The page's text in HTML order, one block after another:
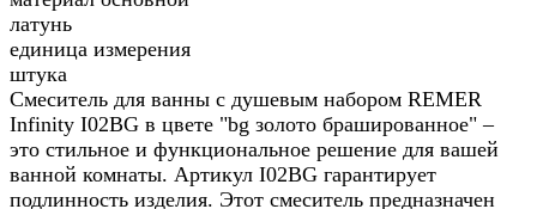
латунь
единица измерения
штука
Смеситель для ванны с душевым набором REMER
Infinity I02BG в цвете "bg золото брашированное" –
это стильное и функциональное решение для вашей
ванной комнаты. Артикул I02BG гарантирует
подлинность изделия. Этот смеситель предназначен